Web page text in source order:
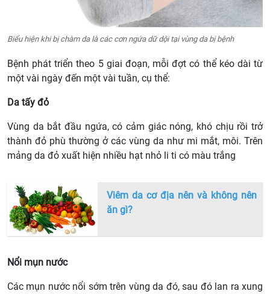
Biểu hiện khi bị chàm da là các cơn ngứa dữ dội tại vùng da bị bệnh
Bệnh phát triển theo 5 giai đoạn, mỗi đợt có thể kéo dài từ
một vài ngày đến một vài tuần, cụ thể:
Da tấy đỏ
Vùng da bắt đầu ngứa, có cảm giác nóng, khó chịu rồi trở
thành đỏ phù thường ở các vùng da như mi mắt, môi. Trên
mảng da đỏ xuất hiện nhiều hạt nhỏ li ti có màu trắng
Viêm da cơ địa nên và không nên
ăn gì?
Nổi mụn nước
Các mụn nước nổi sớm trên vùng da đó, sau đó lan ra xung